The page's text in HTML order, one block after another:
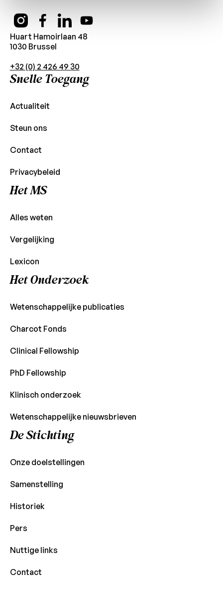
Huart Hamoirlaan 48
1030 Brussel
+32 (0) 2 426 49 30
Snelle Toegang
Actualiteit
Steun ons
Contact
Privacybeleid
Het MS
Alles weten
Vergelijking
Lexicon
Het Onderzoek
Wetenschappelijke publicaties
Charcot Fonds
Clinical Fellowship
PhD Fellowship
Klinisch onderzoek
Wetenschappelijke nieuwsbrieven
De Stichting
Onze doelstellingen
Samenstelling
Historiek
Pers
Nuttige links
Contact